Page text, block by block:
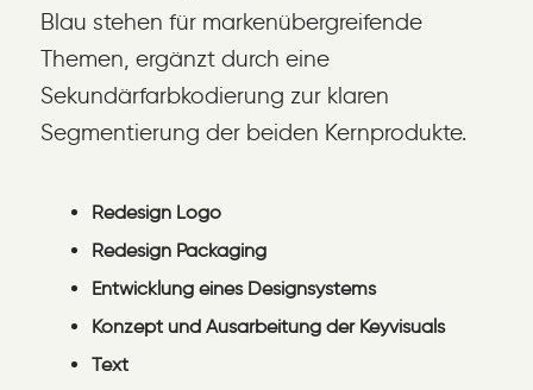
Blau stehen für markenübergreifende
Themen, ergänzt durch eine
Sekundärfarbkodierung zur klaren
Segmentierung der beiden Kernprodukte.
Redesign Logo
Redesign Packaging
Entwicklung eines Designsystems
Konzept und Ausarbeitung der Keyvisuals
Text